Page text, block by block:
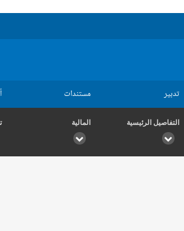
تدبير مستندات
التفاصيل الرئيسية المالية